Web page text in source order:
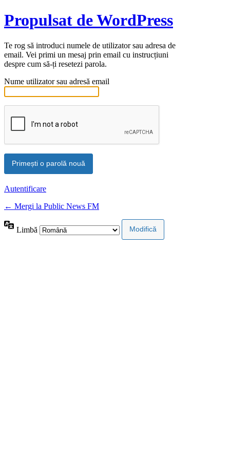
Propulsat de WordPress
Te rog să introduci numele de utilizator sau adresa de
email. Vei primi un mesaj prin email cu instrucțiuni
despre cum să-ți resetezi parola.
Nume utilizator sau adresă email
Autentificare
← Mergi la Public News FM
Limbă